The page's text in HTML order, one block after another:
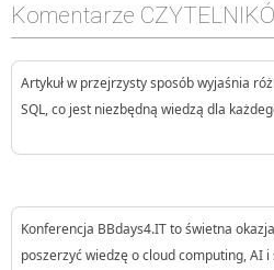
Komentarze
Artykuł w przejrzysty sposób wyjaśnia
SQL, co jest niezbędną wiedzą dla
Konferencja BBdays4.IT to świetna
poszerzyć wiedzę o cloud computing, AI